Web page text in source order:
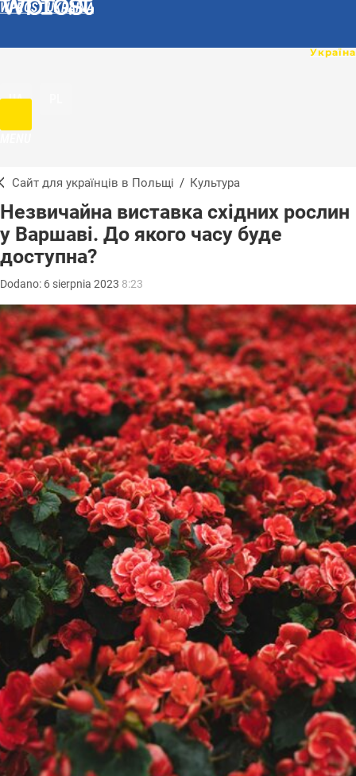
WPROST UKRAINA
UA
Сайт для українців в Польщі / Культура
Незвичайна виставка східних рослин
у Варшаві. До якого часу буде
доступна?
Dodano: 6 sierpnia 2023 8:23